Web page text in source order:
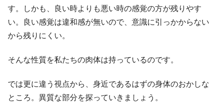
す。しかも、良い時よりも悪い時の感覚の方が残りやす
い。良い感覚は違和感が無いので、意識に引っかからない
から残りにくい。
そんな性質を私たちの肉体は持っているのです。
では更に違う視点から、身近であるはずの身体のおかしな
ところ。異質な部分を探っていきましょう。